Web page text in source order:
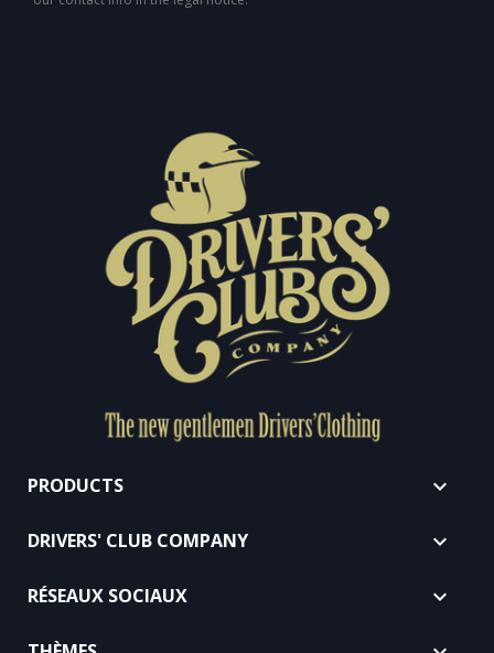
PRODUCTS 
DRIVERS' CLUB COMPANY 
RÉSEAUX SOCIAUX 